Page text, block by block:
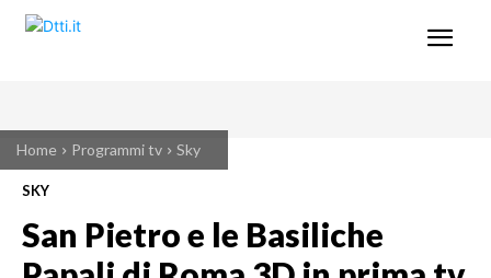
Home Programmi tv Sky
SKY
San Pietro e le Basiliche